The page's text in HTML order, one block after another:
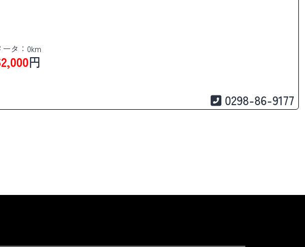
タ：0km
円
0298-86-9177